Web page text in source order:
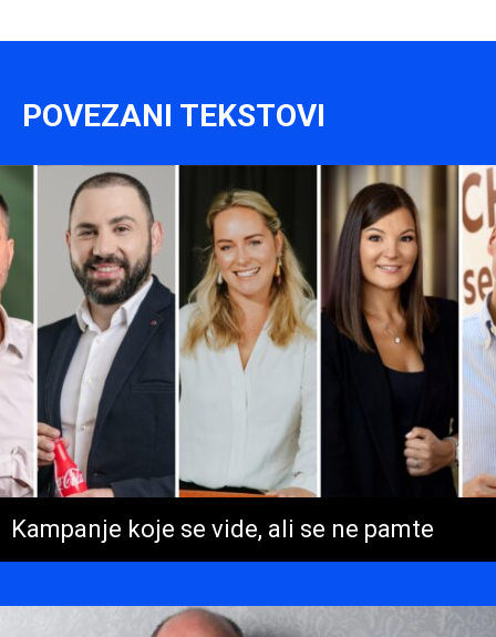
POVEZANI TEKSTOVI
Kampanje koje se vide, ali se ne pamte